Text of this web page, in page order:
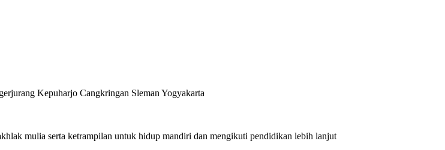
Kepuharjo Cangkringan Sleman Yogyakarta
mulia serta ketrampilan untuk hidup mandiri dan mengikuti pendidikan lebih lanjut